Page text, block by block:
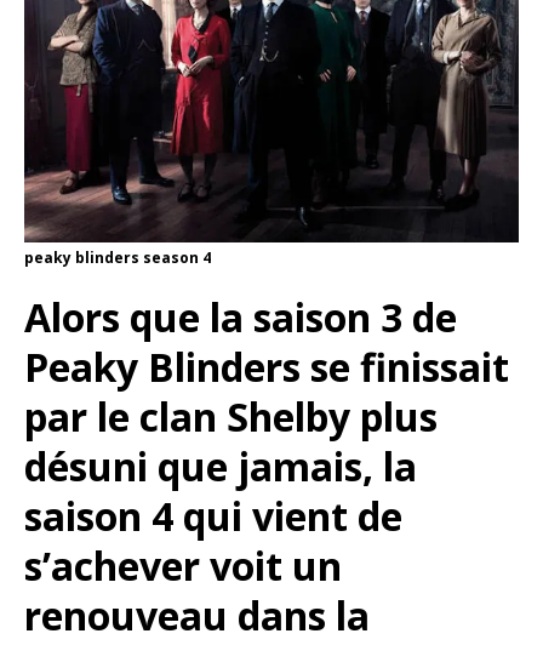
peaky blinders season 4
Alors que la saison 3 de
Peaky Blinders se finissait
par le clan Shelby plus
désuni que jamais, la
saison 4 qui vient de
s’achever voit un
renouveau dans la